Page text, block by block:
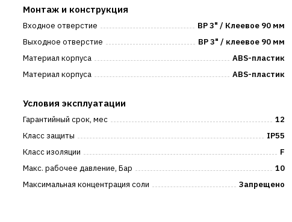
Монтаж и конструкция
Входное отверстие
ВР 3" / Клеевое 90 мм
Выходное отверстие
ВР 3" / клеевое 90 мм
Материал корпуса
ABS-пластик
Материал корпуса
ABS-пластик
Условия эксплуатации
Гарантийный срок, мес
12
Класс защиты
IP55
Класс изоляции
F
Макс. рабочее давление, Бар
10
Максимальная концентрация соли
Запрещено